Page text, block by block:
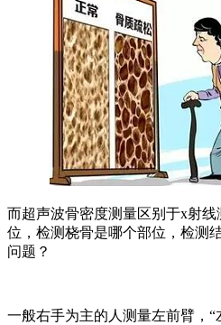
而超声波骨密度测量区别于x射
位，检测桡骨是哪个部位，检测
问题？
一般右手为主的人测量左前臂，